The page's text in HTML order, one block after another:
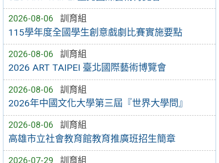
2026-08-06 訓育組
115學年度全國學生創意戲劇比賽實施要點
2026-08-06 訓育組
2026 ART TAIPEI 臺北國際藝術博覽會
2026-08-06 訓育組
2026年中國文化大學第三屆『世界大學問』
2026-08-06 訓育組
高雄市立社會教育館教育推廣班招生簡章
2026-07-29 訓育組